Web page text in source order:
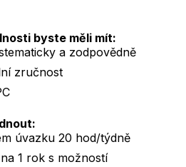
byste měli mít:
a zodpovědně
zručnost
úvazku 20 hod/týdně
1 rok s možností